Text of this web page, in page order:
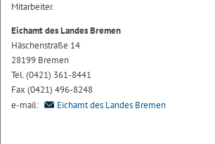
Mitarbeiter.
Eichamt des Landes Bremen
Häschenstraße 14
28199 Bremen
Tel. (0421) 361-8441
Fax (0421) 496-8248
e-mail:
Eichamt des Landes Bremen